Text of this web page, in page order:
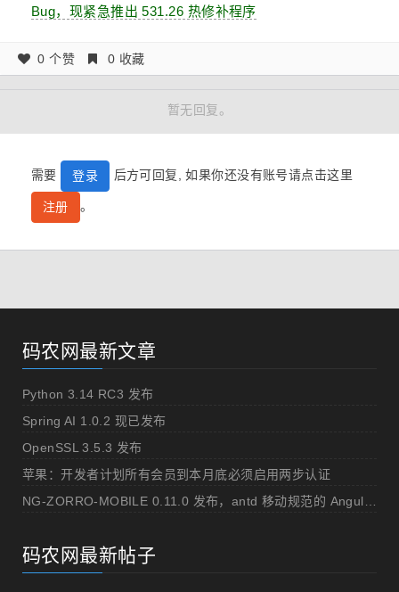
Bug，现紧急推出 531.26 热修补程序
0 个赞 0 收藏
暂无回复。
需要 登录 后方可回复, 如果你还没有账号请点击这里
注册 。
码农网最新文章
Python 3.14 RC3 发布
Spring AI 1.0.2 现已发布
OpenSSL 3.5.3 发布
苹果：开发者计划所有会员到本月底必须启用两步认证
码农网最新帖子